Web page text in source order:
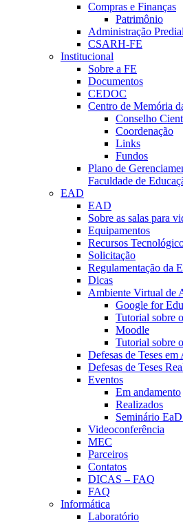
Compras e Finanças
Patrimônio
Administração Predial
CSARH-FE
Institucional
Sobre a FE
Documentos
CEDOC
Centro de Memória
Conselho
Coordenação
Links
Fundos
Plano de
Faculdade de
EAD
EAD
Sobre as salas para
Equipamentos
Recursos
Solicitação
Regulamentação da
Dicas
Ambiente Virtual de
Google for
Tutorial sobre
Moodle
Tutorial sobre
Defesas de Teses
Defesas de Teses
Eventos
Em andamento
Realizados
Seminário
Videoconferência
MEC
Parceiros
Contatos
DICAS – FAQ
FAQ
Informática
Laboratório